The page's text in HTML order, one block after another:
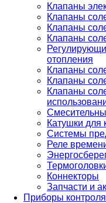
Клапаны
Клапаны
Клапаны
Клапаны
отопления
Клапаны
Клапаны
Клапаны
Катушки для
Системы
Реле
Коннекторы
Запчасти и
Приборы